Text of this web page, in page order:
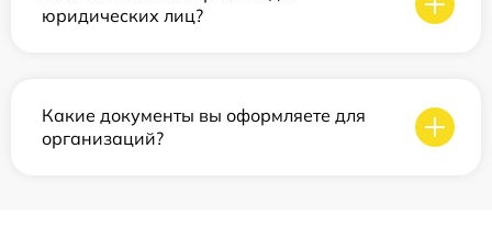
юридических лиц?
Какие документы вы оформляете для
организаций?